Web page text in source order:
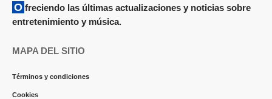
Ofreciendo las últimas actualizaciones y noticias sobre
entretenimiento y música.
MAPA DEL SITIO
Términos y condiciones
Cookies